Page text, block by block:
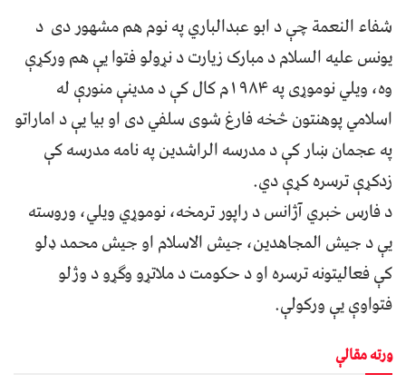
شفاء النعمة چې د ابو عبدالباري په نوم هم مشهور دی د
یونس علیه السلام د مبارک زیارت د نړولو فتوا یې هم ورکړې
وه، ویلي نوموړی په ۱۹۸۴م کال کې د مدینې منورې له
اسلامي پوهنتون څخه فارغ شوی سلفي دی او بیا یې د اماراتو
په عجمان ښار کې د مدرسه الراشدین په نامه مدرسه کې
زدکړې ترسره کړې دي.
د فارس خبري آژانس د راپور ترمخه، نوموړي ویلي، وروسته
یې د جیش المجاهدین، جیش الاسلام او جیش محمد ډلو
کې فعالیتونه ترسره او د حکومت د ملاتړو وګړو د وژلو
فتواوې یې ورکولې.
ورته مقالې